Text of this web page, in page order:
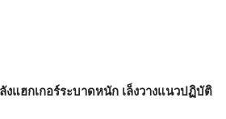
แฮกเกอร์ระบาดหนัก เล็งวางแนวปฏิบัติ